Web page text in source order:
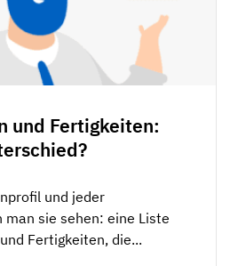
und Fertigkeiten:
und jeder
man sie sehen: eine Liste
Fertigkeiten, die...